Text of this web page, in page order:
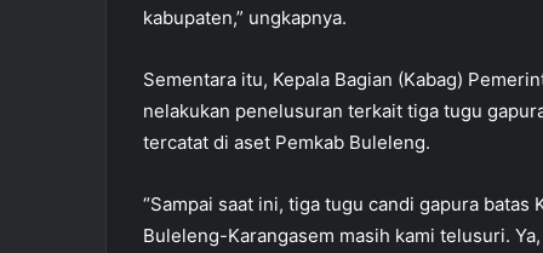
kabupaten,” ungkapnya.
Sementara itu, Kepala Bagian (Kabag)
nelakukan penelusuran terkait tiga tugu
tercatat di aset Pemkab Buleleng.
“Sampai saat ini, tiga tugu candi gapura
Buleleng-Karangasem masih kami telusuri.